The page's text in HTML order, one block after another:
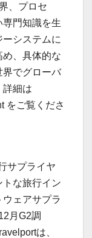
、プロセ
専門知識を生
システムに
、具体的な
界でグローバ
詳細は
をご覧くださ
サプライヤ
な旅行イン
ェアサプラ
月G2調
は、